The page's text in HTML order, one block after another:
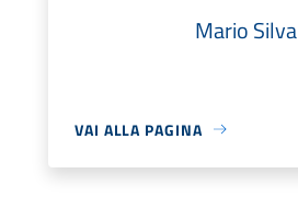
Mario Silva
VAI ALLA PAGINA